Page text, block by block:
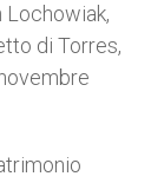
Lochowiak,
di Torres,